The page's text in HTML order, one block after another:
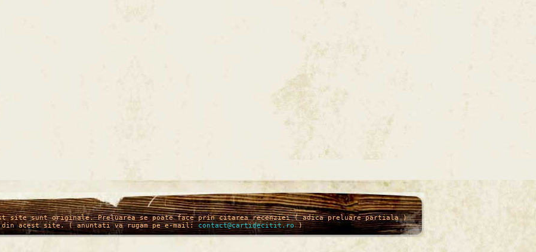
site sunt originale. Preluarea se poate face prin citarea recenziei ( adica preluare partiala )
acest site. ( anuntati va rugam pe e-mail:contact@cartidecitit.ro)